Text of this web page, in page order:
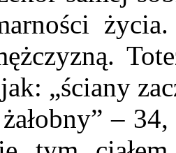
„ściany
–